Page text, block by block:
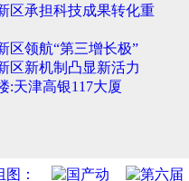
区承担科技成果转化重
区领航“第三增长极”
区新机制凸显新活力
:天津高银117大厦